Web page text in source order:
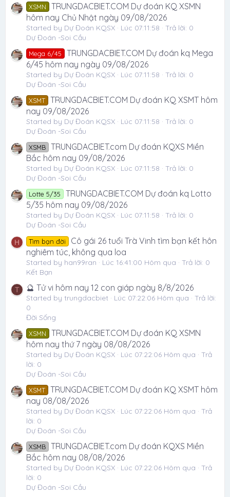
XSMN
TRUNGDACBIET.COM Dự đoán KQ XSMN
hôm nay Chủ Nhật ngày 09/08/2026
Started by Dự Đoán KQSX Lúc 07:11:58
Trả lời: 0
Dự Đoán -Soi Cầu
Mega 6/45
TRUNGDACBIET.COM Dự đoán kq Mega
6/45 hôm nay ngày 09/08/2026
Started by Dự Đoán KQSX Lúc 07:11:58
Trả lời: 0
Dự Đoán -Soi Cầu
XSMT TRUNGDACBIET.COM Dự đoán KQ XSMT hôm
nay 09/08/2026
Started by Dự Đoán KQSX Lúc 07:11:58
Trả lời: 0
Dự Đoán -Soi Cầu
XSMB
TRUNGDACBIET.com Dự đoán KQXS Miền
Bắc hôm nay 09/08/2026
Started by Dự Đoán KQSX Lúc 07:11:58
Trả lời: 0
Dự Đoán -Soi Cầu
Lotte 5/35
TRUNGDACBIET.COM Dự đoán kq Lotto
5/35 hôm nay 09/08/2026
Started by Dự Đoán KQSX Lúc 07:11:58
Trả lời: 0
Dự Đoán -Soi Cầu
H Tìm bạn đời
Cô gái 26 tuổi Trà Vinh tìm bạn kết hôn
nghiêm túc, không qua loa
Started by han99ran Lúc 16:41:00 Hôm qua
Trả lời: 0
Kết Bạn
T 🔮 Tử vi hôm nay 12 con giáp ngày 8/8/2026
Started by trungdacbiet Lúc 07:22:06 Hôm qua
Trả lời:
0
Đời Sống
XSMN
TRUNGDACBIET.COM Dự đoán KQ XSMN
hôm nay thứ 7 ngày 08/08/2026
Started by Dự Đoán KQSX Lúc 07:22:06 Hôm qua
Trả
lời: 0
Dự Đoán -Soi Cầu
XSMT TRUNGDACBIET.COM Dự đoán KQ XSMT hôm
nay 08/08/2026
Started by Dự Đoán KQSX Lúc 07:22:06 Hôm qua
Trả
lời: 0
Dự Đoán -Soi Cầu
XSMB
TRUNGDACBIET.com Dự đoán KQXS Miền
Bắc hôm nay 08/08/2026
Started by Dự Đoán KQSX Lúc 07:22:06 Hôm qua
Trả
lời: 0
Dự Đoán -Soi Cầu